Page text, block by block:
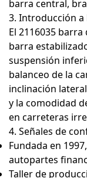
barra central,
3. Introducción
El 2116035 barra
barra
suspensión
balanceo de la
inclinación
y la comodidad
en carreteras
4. Señales de
Fundada en
autopartes
Taller de